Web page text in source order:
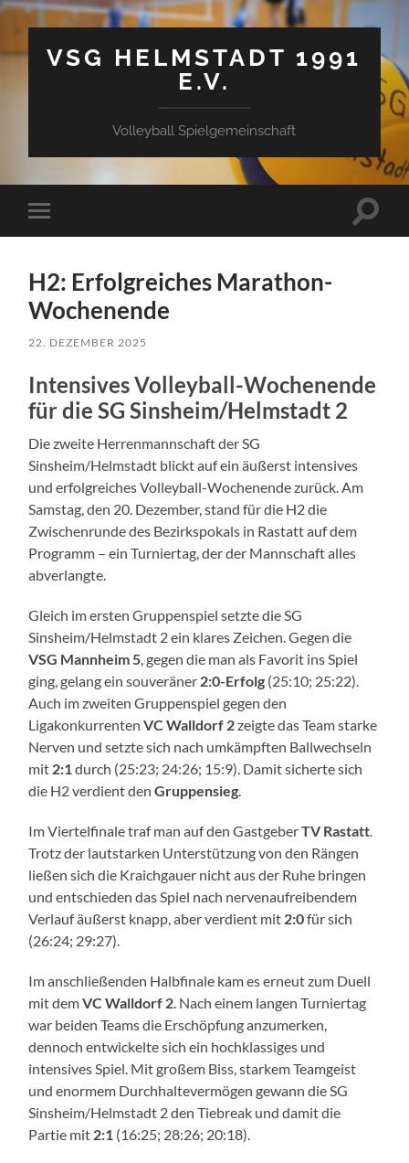
VSG HELMSTADT 1991
E.V.
Volleyball Spielgemeinschaft
Mobile-
Menü
H2: Erfolgreiches Marathon-
Wochenende
22. DEZEMBER 2025
Intensives Volleyball-Wochenende
für die SG Sinsheim/Helmstadt 2
Die zweite Herrenmannschaft der SG
Sinsheim/Helmstadt blickt auf ein äußerst intensives
und erfolgreiches Volleyball-Wochenende zurück. Am
Samstag, den 20. Dezember, stand für die H2 die
Zwischenrunde des Bezirkspokals in Rastatt auf dem
Programm – ein Turniertag, der der Mannschaft alles
abverlangte.
Gleich im ersten Gruppenspiel setzte die SG
Sinsheim/Helmstadt 2 ein klares Zeichen. Gegen die
VSG Mannheim 5 , gegen die man als Favorit ins Spiel
ging, gelang ein souveräner 2:0-Erfolg (25:10; 25:22).
Auch im zweiten Gruppenspiel gegen den
LigakonkurrentenVC Walldorf 2zeigte das Team starke
Nerven und setzte sich nach umkämpften Ballwechseln
mit 2:1 durch (25:23; 24:26; 15:9). Damit sicherte sich
die H2 verdient denGruppensieg
Im Viertelfinale traf man auf den GastgeberTV Rastatt
Trotz der lautstarken Unterstützung von den Rängen
ließen sich die Kraichgauer nicht aus der Ruhe bringen
und entschieden das Spiel nach nervenaufreibendem
Verlauf äußerst knapp, aber verdient mit 2:0für sich
(26:24; 29:27).
Im anschließenden Halbfinale kam es erneut zum Duell
mit demVC Walldorf 2 . Nach einem langen Turniertag
war beiden Teams die Erschöpfung anzumerken,
dennoch entwickelte sich ein hochklassiges und
intensives Spiel. Mit großem Biss, starkem Teamgeist
und enormem Durchhaltevermögen gewann die SG
Sinsheim/Helmstadt 2 den Tiebreak und damit die
Partie mit 2:1 (16:25; 28:26; 20:18).